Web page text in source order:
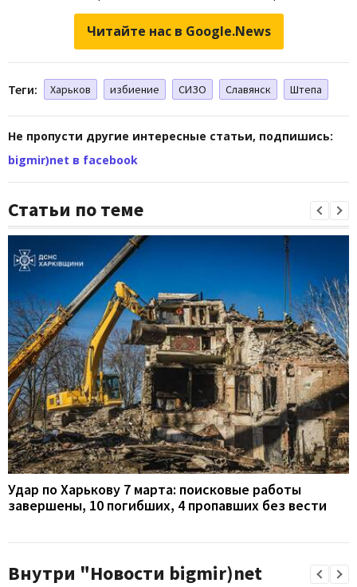
Читайте нас в Google.News
Теги: Харьков избиение СИЗО Славянск Штепа
Не пропусти другие интересные статьи, подпишись:
bigmir)net в facebook
Статьи по теме
Удар по Харькову 7 марта: поисковые работы
завершены, 10 погибших, 4 пропавших без вести
Внутри "Новости bigmir)net